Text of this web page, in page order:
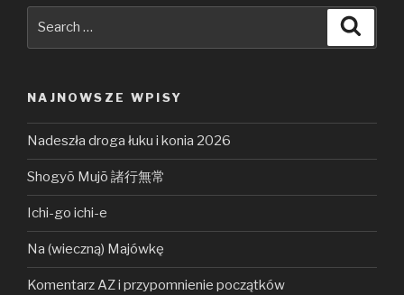
NAJNOWSZE WPISY
Nadeszła droga łuku i konia 2026
Shogyō Mujō 諸行無常
Ichi-go ichi-e
Na (wieczną) Majówkę
Komentarz AZ i przypomnienie początków